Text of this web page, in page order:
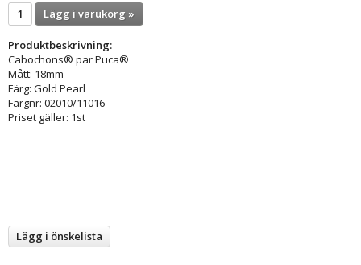
Lägg i varukorg »
Produktbeskrivning:
Cabochons® par Puca®
Mått: 18mm
Färg: Gold Pearl
Färgnr: 02010/11016
Priset gäller: 1st
Lägg i önskelista